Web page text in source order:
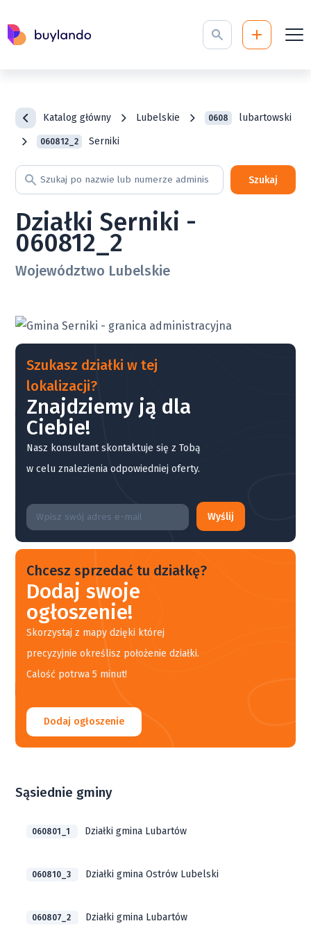
Katalog główny Lubelskie 0608 lubartowski
060812_2 Serniki
Szukaj
Działki Serniki -
060812_2
Województwo Lubelskie
Szukasz działki w tej
lokalizacji?
Znajdziemy ją dla
Ciebie!
Nasz konsultant skontaktuje się z Tobą
w celu znalezienia odpowiedniej oferty.
Wyślij
Chcesz sprzedać tu działkę?
Dodaj swoje
ogłoszenie!
Skorzystaj z mapy dzięki której
precyzyjnie określisz położenie działki.
Calość potrwa 5 minut!
Dodaj ogłoszenie
Sąsiednie gminy
060801_1 Działki gmina Lubartów
060810_3 Działki gmina Ostrów Lubelski
060807_2 Działki gmina Lubartów